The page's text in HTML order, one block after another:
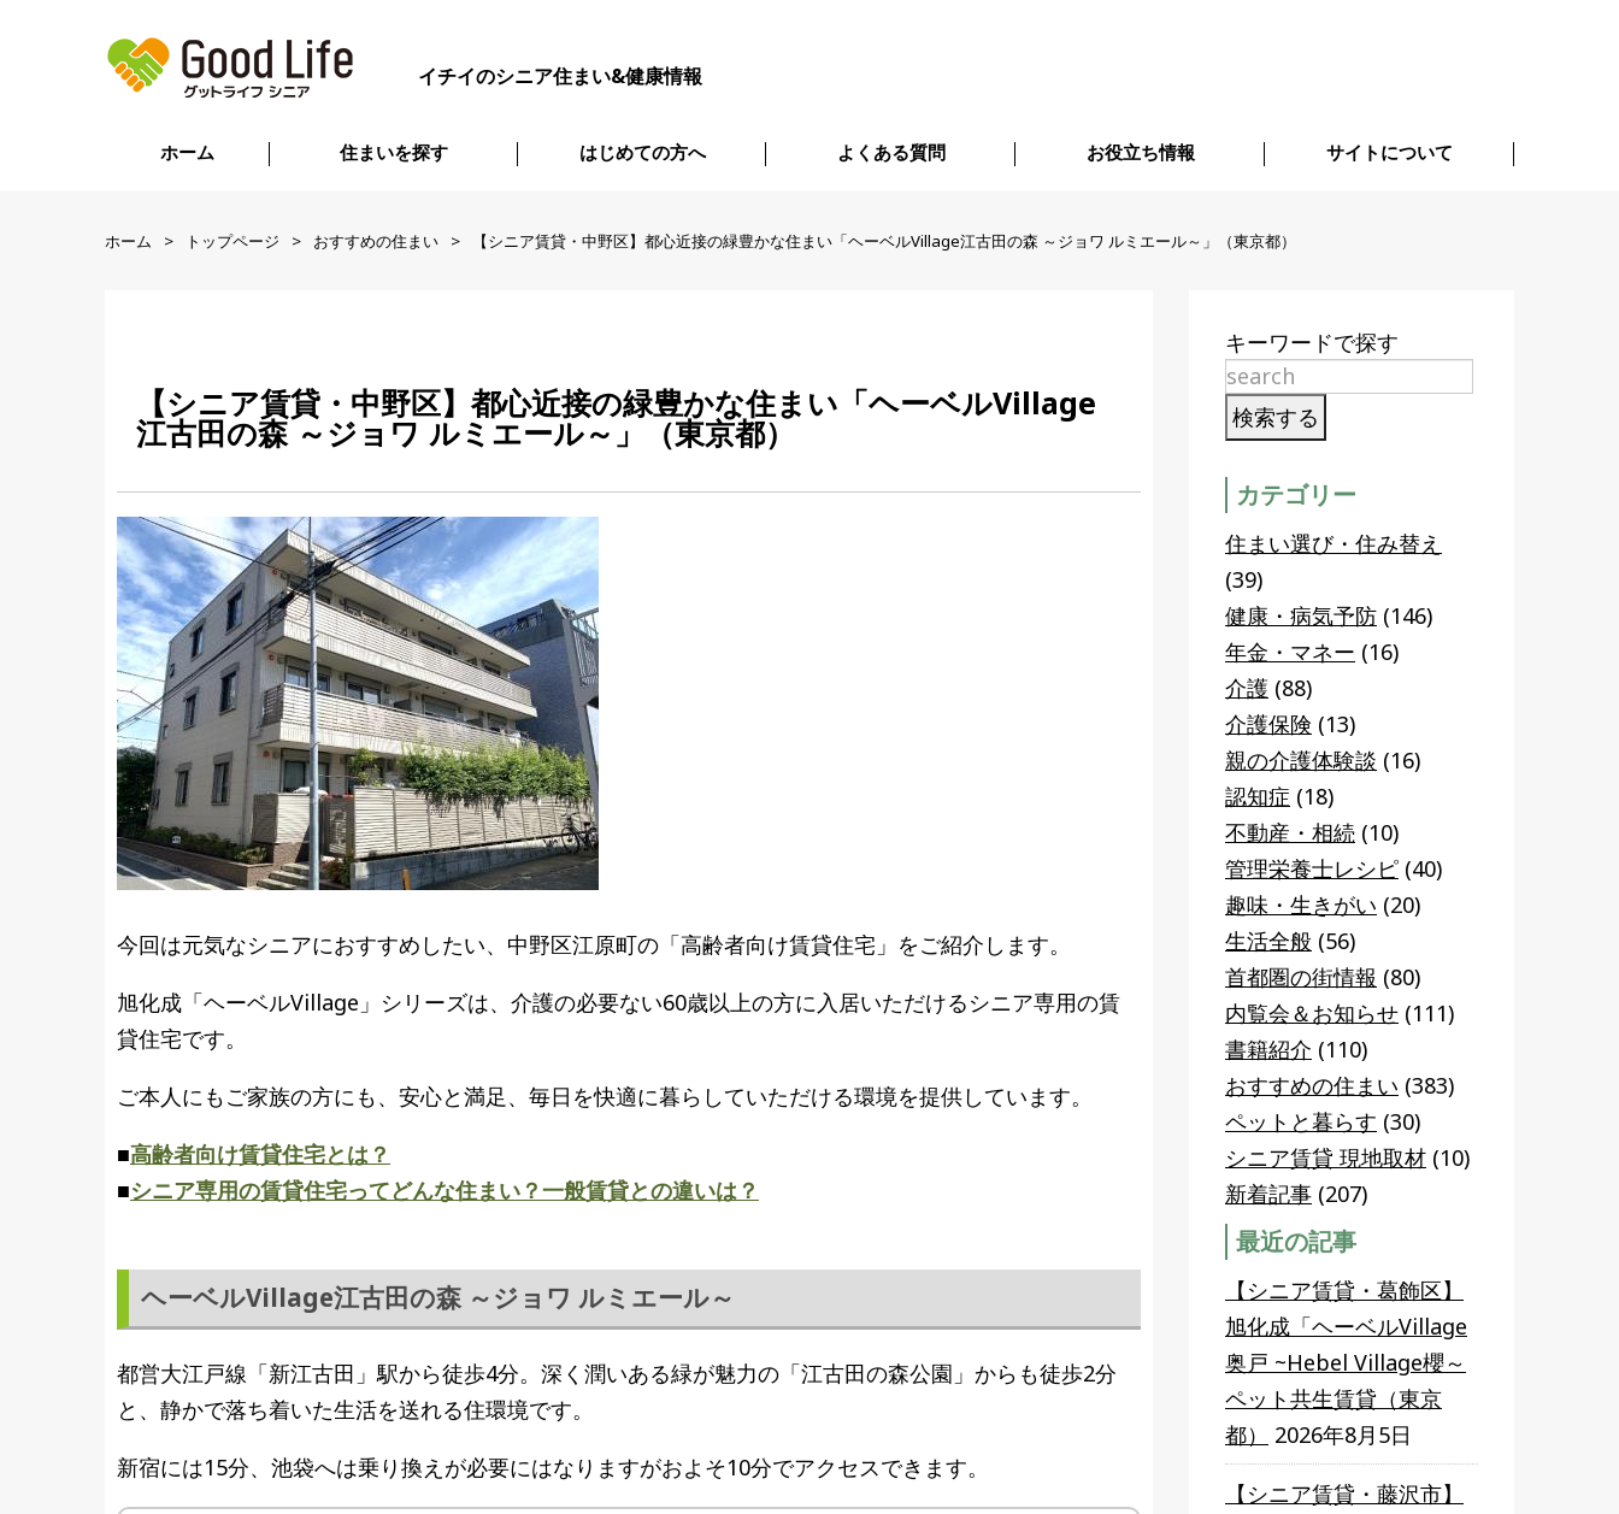
イチイのシニア住まい&健康情報
ホーム 住まいを探す はじめての方へ よくある質問 お役立ち情報 サイトについて
ホーム トップページ おすすめの住まい 【シニア賃貸・中野区】都心近接の緑豊かな住まい「ヘーベルVillage江古田の森 ～ジョワ ルミエール～」（東京都）
【シニア賃貸・中野区】都心近接の緑豊かな住まい「ヘーベルVillage
江古田の森 ～ジョワ ルミエール～」（東京都）
今回は元気なシニアにおすすめしたい、中野区江原町の「高齢者向け賃貸住宅」をご紹介します。
旭化成「ヘーベルVillage」シリーズは、介護の必要ない60歳以上の方に入居いただけるシニア専用の賃
貸住宅です。
ご本人にもご家族の方にも、安心と満足、毎日を快適に暮らしていただける環境を提供しています。
■高齢者向け賃貸住宅とは？
■シニア専用の賃貸住宅ってどんな住まい？一般賃貸との違いは？
ヘーベルVillage江古田の森 ～ジョワ ルミエール～
都営大江戸線「新江古田」駅から徒歩4分。深く潤いある緑が魅力の「江古田の森公園」からも徒歩2分
と、静かで落ち着いた生活を送れる住環境です。
新宿には15分、池袋へは乗り換えが必要にはなりますがおよそ10分でアクセスできます。
キーワードで探す
カテゴリー
住まい選び・住み替え
(39)
健康・病気予防 (146)
年金・マネー (16)
介護 (88)
介護保険 (13)
親の介護体験談 (16)
認知症 (18)
不動産・相続 (10)
管理栄養士レシピ (40)
趣味・生きがい (20)
生活全般 (56)
首都圏の街情報 (80)
内覧会＆お知らせ (111)
書籍紹介 (110)
おすすめの住まい (383)
ペットと暮らす (30)
シニア賃貸 現地取材 (10)
新着記事 (207)
最近の記事
【シニア賃貸・葛飾区】
旭化成「ヘーベルVillage
奥戸 ~Hebel Village櫻～
ペット共生賃貸（東京
都）
2026年8月5日
【シニア賃貸・藤沢市】